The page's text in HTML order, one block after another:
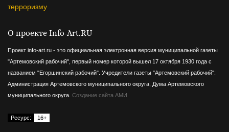
терроризму
О проекте Info-Art.RU
Проект info-art.ru - это официальная электронная версия муниципальной газеты
"Артемовский рабочий", первый номер которой вышел 17 октября 1930 года с
названием "Егоршинский рабочий". Учредители газеты "Артемовский рабочий":
Администрация Артемовского муниципального округа, Дума Артемовского
муниципального округа. Создание сайта АМИ
Ресурс: 16+